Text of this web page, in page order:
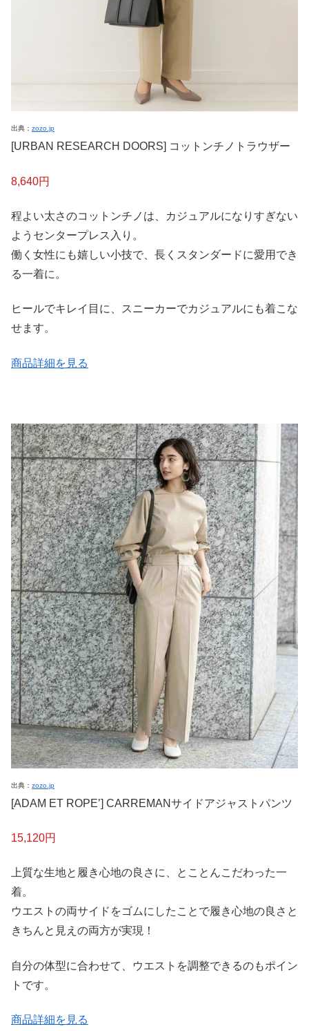
出典： zozo.jp
[URBAN RESEARCH DOORS] コットンチノトラウザー
8,640円
程よい太さのコットンチノは、カジュアルになりすぎない
ようセンタープレス入り。
働く女性にも嬉しい小技で、長くスタンダードに愛用でき
る一着に。
ヒールでキレイ目に、スニーカーでカジュアルにも着こな
せます。
商品詳細を見る
出典： zozo.jp
[ADAM ET ROPE’] CARREMANサイドアジャストパンツ
15,120円
上質な生地と履き心地の良さに、とことんこだわった一
着。
ウエストの両サイドをゴムにしたことで履き心地の良さと
きちんと見えの両方が実現！
自分の体型に合わせて、ウエストを調整できるのもポイン
トです。
商品詳細を見る